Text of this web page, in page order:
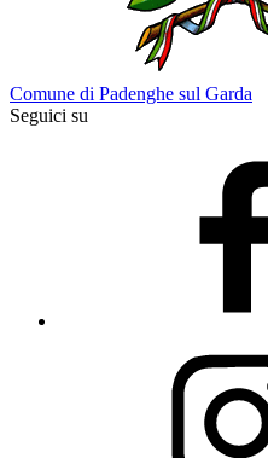
Comune di Padenghe sul Garda
Seguici su